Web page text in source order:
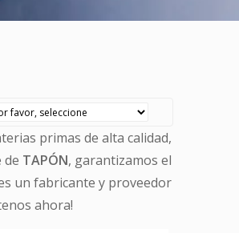
primas de alta calidad,
de TAPÓN, garantizamos el
un fabricante y proveedor
ahora!